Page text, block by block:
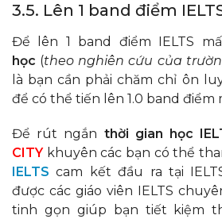
3.5. Lên 1 band điểm
Để lên 1 band điểm IELTS
học (theo nghiên cứu của
là bạn cần phải chăm chỉ ôn
để có thể tiến lên 1.0 band điểm
Để rút ngắn thời gian học
CITYkhuyên các bạn có thể
IELTS cam kết đầu ra tại
được các giáo viên IELTS
tinh gọn giúp bạn tiết kiệm